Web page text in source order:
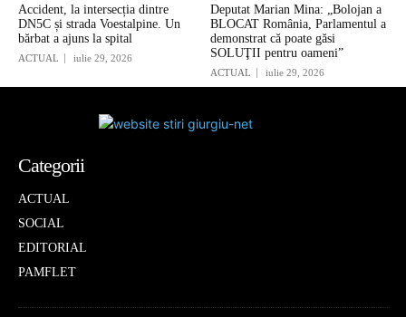
Accident, la intersecția dintre
DN5C și strada Voestalpine. Un
bărbat a ajuns la spital
ACTUAL iulie 29, 2026
Deputat Marian Mina: „Bolojan a
BLOCAT România, Parlamentul a
demonstrat că poate găsi
SOLUŢII pentru oameni”
ACTUAL iulie 29, 2026
Categorii
ACTUAL
SOCIAL
EDITORIAL
PAMFLET